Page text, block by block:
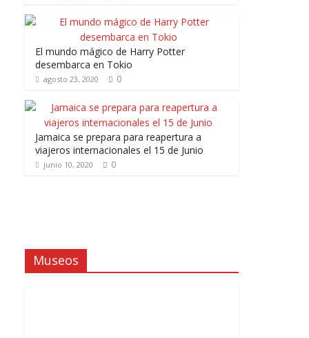
El mundo mágico de Harry Potter
desembarca en Tokio
agosto 23, 2020 0
Jamaica se prepara para reapertura a
viajeros internacionales el 15 de Junio
junio 10, 2020 0
Museos